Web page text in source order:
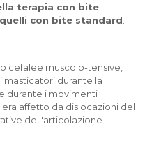
terapia con bite
con bite standard
cefalee muscolo-tensive,
masticatori durante la
durante i movimenti
affetto da dislocazioni del
dell'articolazione.